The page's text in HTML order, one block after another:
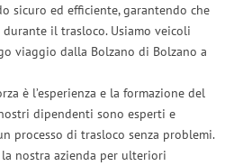
sicuro ed efficiente, garantendo che
il trasloco. Usiamo veicoli
viaggio dalla Bolzano di Bolzano a
è l’esperienza e la formazione del
dipendenti sono esperti e
processo di trasloco senza problemi.
nostra azienda per ulteriori